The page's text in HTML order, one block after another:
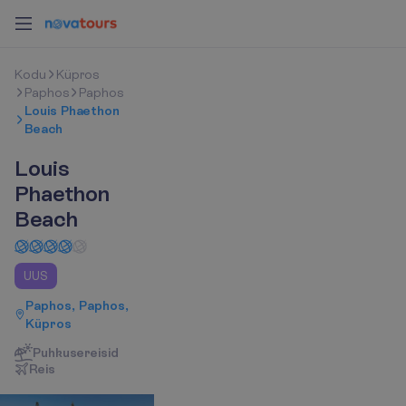
Kodu
Küpros
Paphos
Paphos
Louis Phaethon
Beach
Louis
Phaethon
Beach
UUS
Paphos, Paphos,
Küpros
Puhkusereisid
Reis